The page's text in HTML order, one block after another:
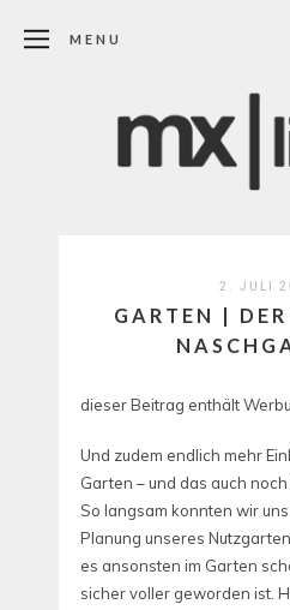
MENU
2. JULI
GARTEN |
dieser Beitrag enthält
Und zudem endlich mehr
Garten – und das auch
So langsam konnten wir
Planung unseres
es ansonsten im Garten
sicher voller geworden ist.